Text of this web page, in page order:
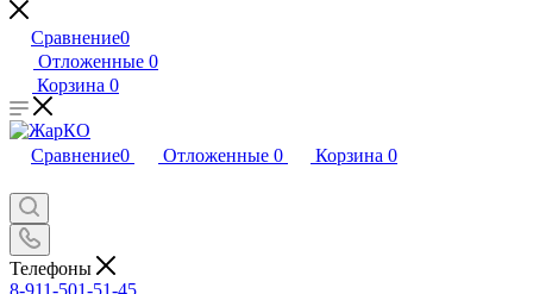
Сравнение0
Отложенные 0
Корзина 0
Сравнение0 Отложенные 0 Корзина 0
Телефоны
8-911-501-51-45